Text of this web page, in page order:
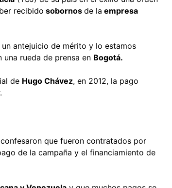
recibido sobornos de la empresa
antejuicio de mérito y lo estamos
rueda de prensa en Bogotá.
de Hugo Chávez, en 2012, la pago
que fueron contratados por
de la campaña y el financiamiento de